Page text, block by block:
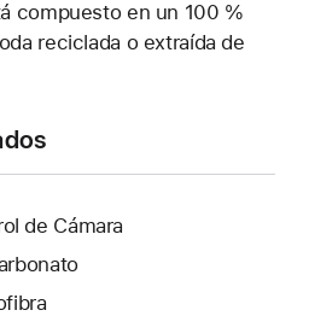
compuesto en un 100 %
reciclada o extraída de
de Cámara